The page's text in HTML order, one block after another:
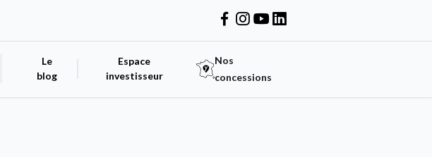
Le
blog
Espace
investisseur
Nos
concessions